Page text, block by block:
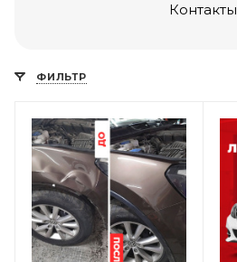
Контакты
ФИЛЬТР